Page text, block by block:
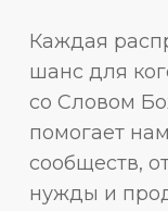
Каждая
шанс для
со Словом
помогает
сообществ,
нужды и